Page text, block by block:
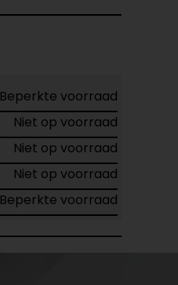
Beperkte voorraad
Niet op voorraad
Niet op voorraad
Niet op voorraad
Beperkte voorraad